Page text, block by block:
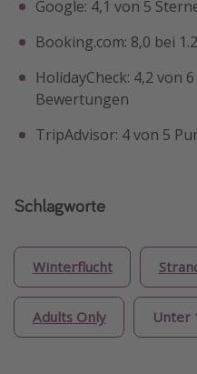
Google: 4,1 von 5
Booking.com: 8,0 bei
HolidayCheck: 4,2 von
Bewertungen
TripAdvisor: 4 von 5
Schlagworte
Winterflucht
Adults Only Unter